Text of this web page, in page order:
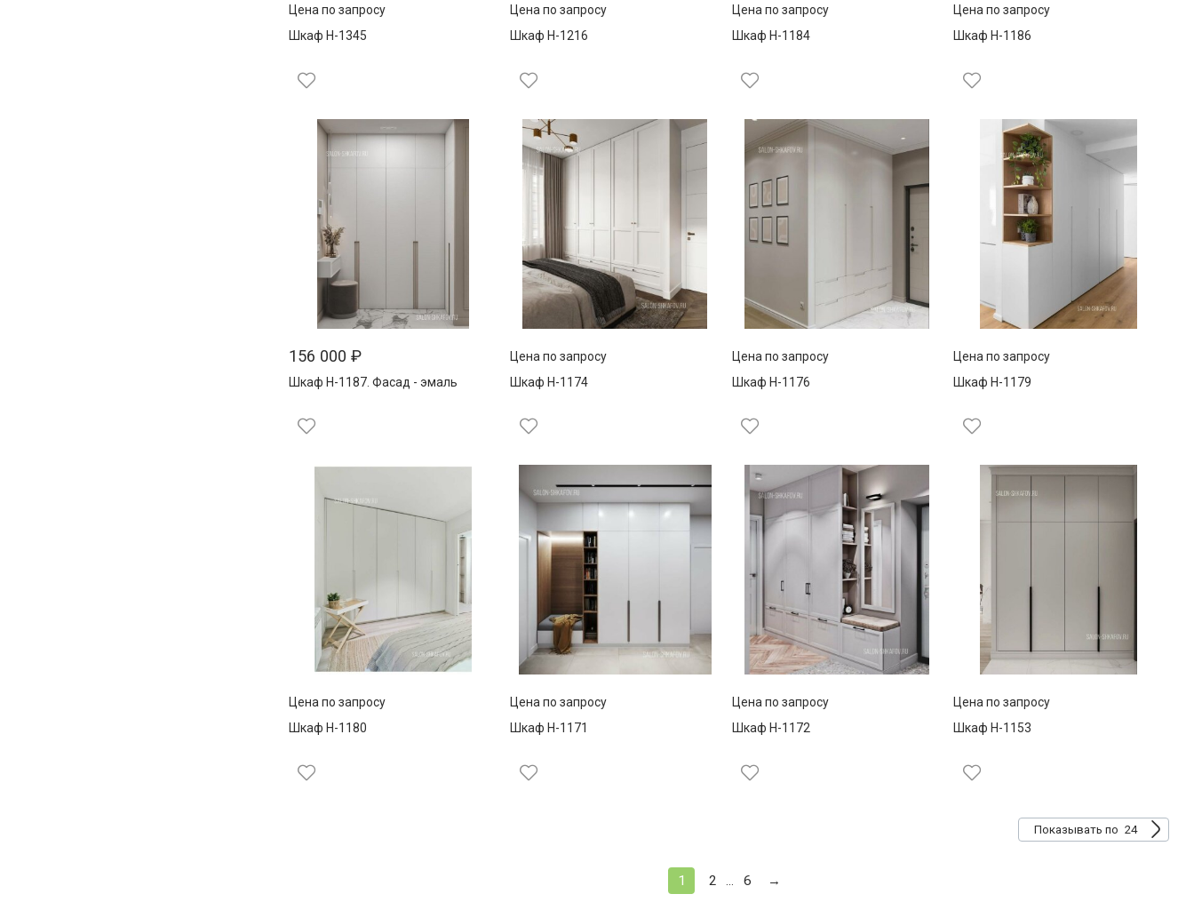
Цена по запросу
Шкаф Н-1345
Цена по запросу
Шкаф Н-1216
Цена по запросу
Шкаф Н-1184
Цена по запросу
Шкаф Н-1186
156 000 ₽
Шкаф Н-1187. Фасад - эмаль
Цена по запросу
Шкаф Н-1174
Цена по запросу
Шкаф Н-1176
Цена по запросу
Шкаф Н-1179
Цена по запросу
Шкаф Н-1180
Цена по запросу
Шкаф Н-1171
Цена по запросу
Шкаф Н-1172
Цена по запросу
Шкаф Н-1153
Показывать по 24
1 2 6 →